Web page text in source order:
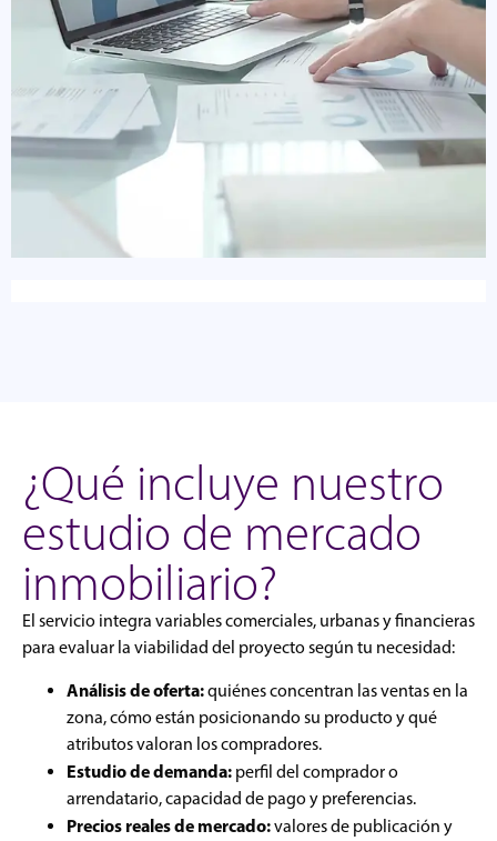
¿Qué incluye nuestro
estudio de mercado
inmobiliario?
El servicio integra variables comerciales, urbanas y financieras
para evaluar la viabilidad del proyecto según tu necesidad:
Análisis de oferta:quiénes concentran las ventas en la
zona, cómo están posicionando su producto y qué
atributos valoran los compradores.
Estudio de demanda: perfil del comprador o
arrendatario, capacidad de pago y preferencias.
Precios reales de mercado:valores de publicación y